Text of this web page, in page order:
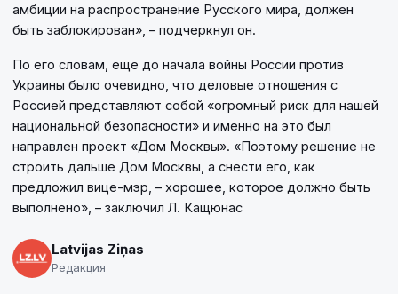
амбиции на распространение Русского мира, должен
быть заблокирован», – подчеркнул он.
По его словам, еще до начала войны России против
Украины было очевидно, что деловые отношения с
Россией представляют собой «огромный риск для нашей
национальной безопасности» и именно на это был
направлен проект «Дом Москвы». «Поэтому решение не
строить дальше Дом Москвы, а снести его, как
предложил вице-мэр, – хорошее, которое должно быть
выполнено», – заключил Л. Кащюнас
Latvijas Ziņas
Редакция